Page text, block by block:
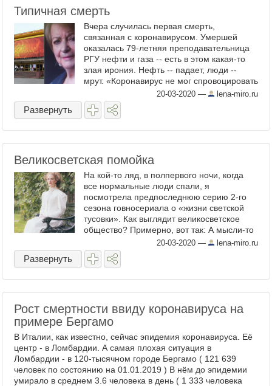
Типичная смерть
Вчера случилась первая смерть,
связанная с коронавирусом. Умершей
оказалась 79-летняя преподавательница
РГУ нефти и газа -- есть в этом какая-то
злая ирония. Нефть -- падает, люди --
мрут. «Коронавирус не мог спровоцировать
тромб, он просто усугубил общее
состояние здоровья этой ...
20-03-2020 — lena-miro.ru
Развернуть
Великосветская помойка
На кой-то ляд, в полпервого ночи, когда
все нормальные люди спали, я
посмотрела предпоследнюю серию 2-го
сезона говносериала о «жизни светской
тусовки». Как выглядит великосветское
общество? Примерно, вот так: А мысли-то
у неё, а мысли. Фото: depositphotos Как
выглядит наша ...
20-03-2020 — lena-miro.ru
Развернуть
Рост смертности ввиду коронавируса на
примере Бергамо
В Италии, как известно, сейчас эпидемия коронавируса. Её
центр - в Ломбардии. А самая плохая ситуация в
Ломбардии - в 120-тысячном городе Бергамо ( 121 639
человек по состоянию на 01.01.2019 ) В нём до эпидемии
умирало в среднем 3.6 человека в день ( 1 333 человека